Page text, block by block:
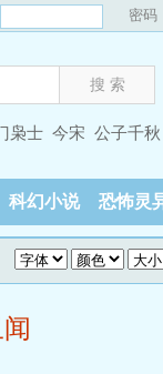
密码
枭士 今宋 公子千秋
科幻小说 恐怖灵